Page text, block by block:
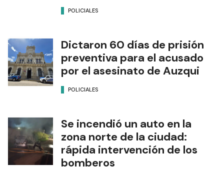
POLICIALES
Dictaron 60 días de prisión
preventiva para el acusado
por el asesinato de Auzqui
POLICIALES
Se incendió un auto en la
zona norte de la ciudad:
rápida intervención de los
bomberos